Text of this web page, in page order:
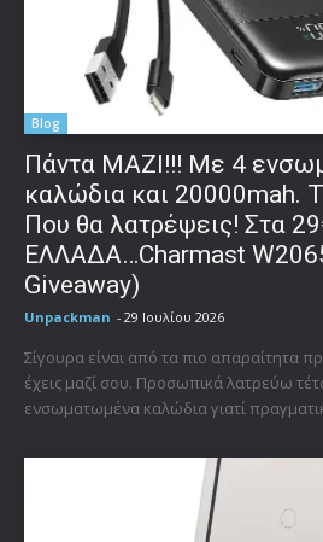
Blog
Πάντα ΜΑΖΙ!!! Με 4
καλώδια και 20000mah.
Που θα λατρέψεις! Στα
ΕΛΛΑΔΑ…Charmast
Giveaway)
Unpackman - 29 Ιουλίου 2026
Σίγουρα είναι από τα πιο απαραίτητα
έχεις μαζί σου. Προσωπικά λατρεύω
ενσωματωμένα καλώδια γιατί